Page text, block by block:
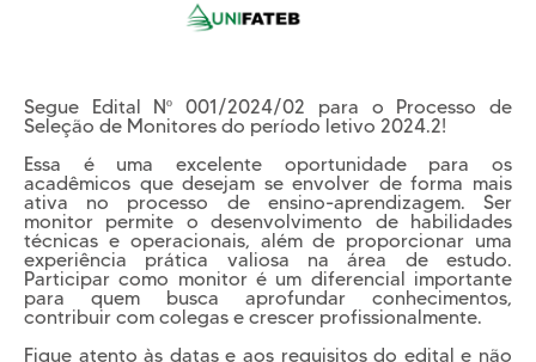
Fale com o nosso DPO
Segue Edital Nº 001/2024/02 para o Processo de
Seleção de Monitores do período letivo 2024.2!
Essa é uma excelente oportunidade para os
acadêmicos que desejam se envolver de forma mais
ativa no processo de ensino-aprendizagem. Ser
monitor permite o desenvolvimento de habilidades
técnicas e operacionais, além de proporcionar uma
experiência prática valiosa na área de estudo.
Participar como monitor é um diferencial importante
para quem busca aprofundar conhecimentos,
contribuir com colegas e crescer profissionalmente.
Fique atento às datas e aos requisitos do edital e não